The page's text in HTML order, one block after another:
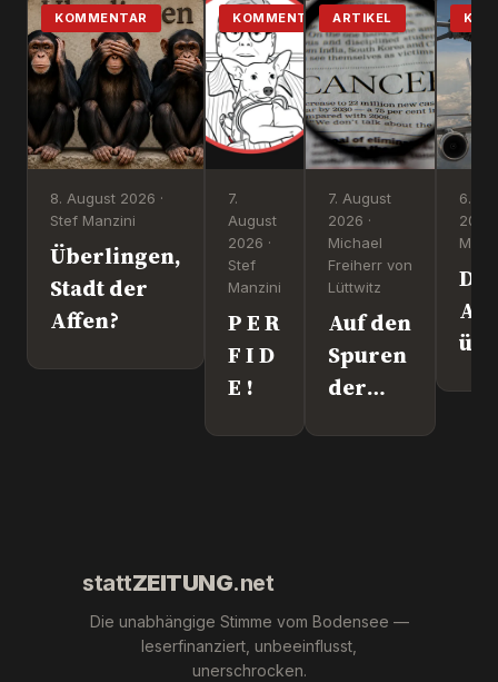
KOMMENTAR
8. August 2026 ·
Stef Manzini
Überlingen,
Stadt der
Affen?
KOMMENTAR
7.
August
2026 ·
Stef
Manzini
P E R
F I D
E !
ARTIKEL
7. August
2026 ·
Michael
Freiherr von
Lüttwitz
Auf den
Spuren
der
6.
2026
stattZEITUNG.net
Die unabhängige Stimme vom Bodensee —
leserfinanziert, unbeeinflusst,
unerschrocken.